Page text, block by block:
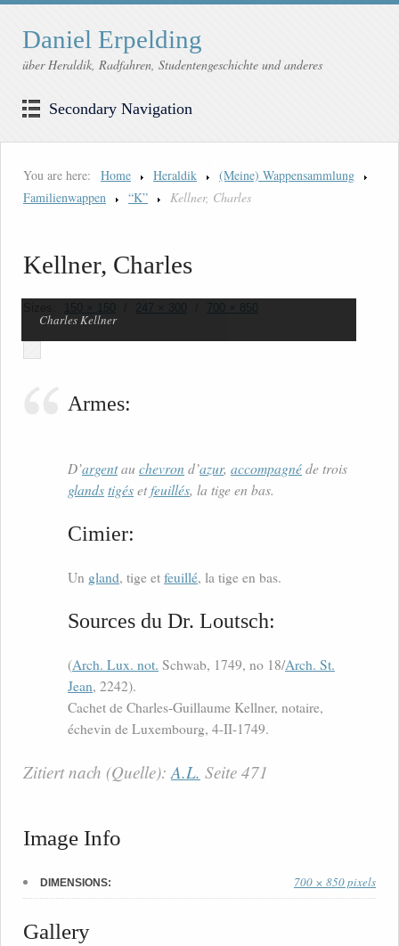
Daniel Erpelding
über Heraldik, Radfahren, Studentengeschichte und anderes
Secondary Navigation
You are here: Home Heraldik
(Meine) Wappensammlung
Familienwappen
“K” Kellner, Charles
Kellner, Charles
150 × 150 247 × 300 700 × 850
Charles Kellner
Armes:
D’argentau chevron d’azur, accompagnéde trois
glandstigésetfeuillés, la tige en bas.
Cimier:
Un gland, tige et feuillé, la tige en bas.
Sources du Dr. Loutsch:
(Arch. Lux. not. Schwab, 1749, no 18/Arch. St.
Jean, 2242).
Cachet de Charles-Guillaume Kellner, notaire,
échevin de Luxembourg, 4-II-1749.
Zitiert nach (Quelle):A.L. Seite 471
Image Info
DIMENSIONS: 700 × 850 pixels
Gallery